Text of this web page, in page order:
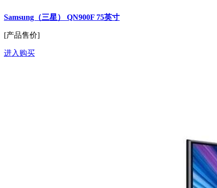
Samsung（三星） QN900F 75英寸
[产品售价]
进入购买